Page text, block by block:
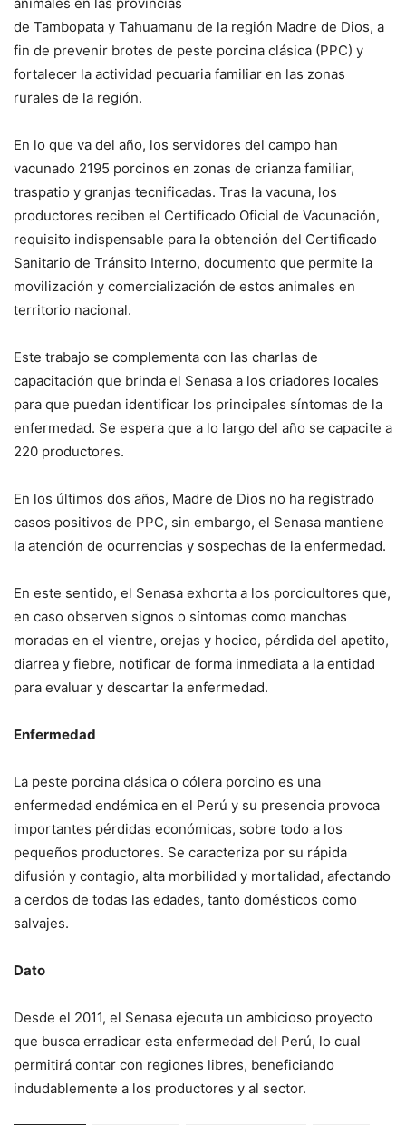
de Tambopata y Tahuamanu de la región Madre de Dios, a
fin de prevenir brotes de peste porcina clásica (PPC) y
fortalecer la actividad pecuaria familiar en las zonas
rurales de la región.
En lo que va del año, los servidores del campo han
vacunado 2195 porcinos en zonas de crianza familiar,
traspatio y granjas tecnificadas. Tras la vacuna, los
productores reciben el Certificado Oficial de Vacunación,
requisito indispensable para la obtención del Certificado
Sanitario de Tránsito Interno, documento que permite la
movilización y comercialización de estos animales en
territorio nacional.
Este trabajo se complementa con las charlas de
capacitación que brinda el Senasa a los criadores locales
para que puedan identificar los principales síntomas de la
enfermedad. Se espera que a lo largo del año se capacite a
220 productores.
En los últimos dos años, Madre de Dios no ha registrado
casos positivos de PPC, sin embargo, el Senasa mantiene
la atención de ocurrencias y sospechas de la enfermedad.
En este sentido, el Senasa exhorta a los porcicultores que,
en caso observen signos o síntomas como manchas
moradas en el vientre, orejas y hocico, pérdida del apetito,
diarrea y fiebre, notificar de forma inmediata a la entidad
para evaluar y descartar la enfermedad.
Enfermedad
La peste porcina clásica o cólera porcino es una
enfermedad endémica en el Perú y su presencia provoca
importantes pérdidas económicas, sobre todo a los
pequeños productores. Se caracteriza por su rápida
difusión y contagio, alta morbilidad y mortalidad, afectando
a cerdos de todas las edades, tanto domésticos como
salvajes.
Dato
Desde el 2011, el Senasa ejecuta un ambicioso proyecto
que busca erradicar esta enfermedad del Perú, lo cual
permitirá contar con regiones libres, beneficiando
indudablemente a los productores y al sector.